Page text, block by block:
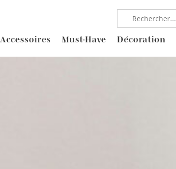
Accessoires Must-Have Décoration